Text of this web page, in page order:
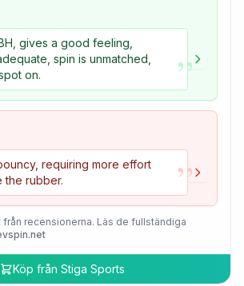
gives a good feeling,
spin is unmatched,
on.
”
requiring more effort
the rubber.
”
recensionerna. Läs de fullständiga
Köp från Stiga Sports